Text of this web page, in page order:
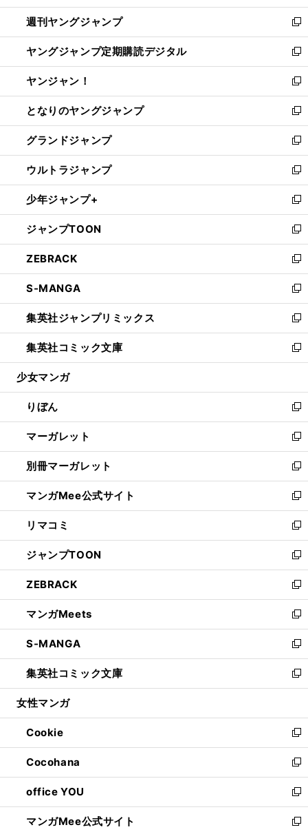
開
く
ウ
で
開
く
ン
ド
ウ
で
開
く
ウ
ィ
ン
ド
ウ
で
開
く
週刊ヤングジャンプ
新
し
い
ウ
ィ
ン
ド
ウ
で
開
く
ヤングジャンプ定期購読デジタル
新
し
い
ウ
ィ
ン
ド
ウ
で
開
く
ヤンジャン！
新
し
い
ウ
ィ
ン
ド
ウ
で
開
く
となりのヤングジャンプ
新
し
い
ウ
ィ
ン
ド
ウ
で
開
く
グランドジャンプ
新
し
い
ウ
ィ
ン
ド
ウ
で
開
く
ウルトラジャンプ
新
し
い
ウ
ィ
ン
ド
ウ
で
開
く
少年ジャンプ+
新
し
い
ウ
ィ
ン
ド
ウ
で
開
く
ジャンプTOON
新
し
い
ウ
ィ
ン
ド
ウ
で
開
ZEBRACK
新
し
い
ウ
ィ
ン
ド
ウ
開
く
S-MANGA
新
し
い
ウ
ィ
ン
ウ
で
開
く
集英社ジャンプリミックス
新
し
い
ウ
ン
ド
ウ
で
開
く
集英社コミック文庫
新
し
ウ
ィ
ン
ド
ウ
で
開
く
少女マンガ
りぼん
新
し
い
ウ
ィ
ン
ド
ウ
で
開
く
マーガレット
新
し
い
ウ
ィ
ン
ド
ウ
で
開
く
別冊マーガレット
新
し
い
ウ
ィ
ン
ド
ウ
で
開
く
マンガMee公式サイト
新
し
い
ウ
ィ
ン
ド
ウ
で
開
く
リマコミ
新
し
い
ウ
ィ
ン
ド
ウ
で
開
く
ジャンプTOON
新
し
い
ウ
ィ
ン
ド
ウ
で
開
ZEBRACK
新
し
い
ウ
ィ
ン
ド
ウ
開
く
マンガMeets
新
し
い
ウ
ィ
ン
ウ
で
開
く
S-MANGA
新
し
い
ウ
ン
ド
ウ
で
開
く
集英社コミック文庫
新
し
ウ
ィ
ン
ド
ウ
で
開
く
女性マンガ
Cookie
新
し
い
ウ
ィ
ン
ド
Cocohana
新
し
い
ウ
ィ
office YOU
新
し
い
マンガMee公式サイト
新